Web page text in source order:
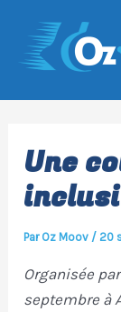
contenu
Une
Par Oz Moov / 20
Organisée par
septembre à